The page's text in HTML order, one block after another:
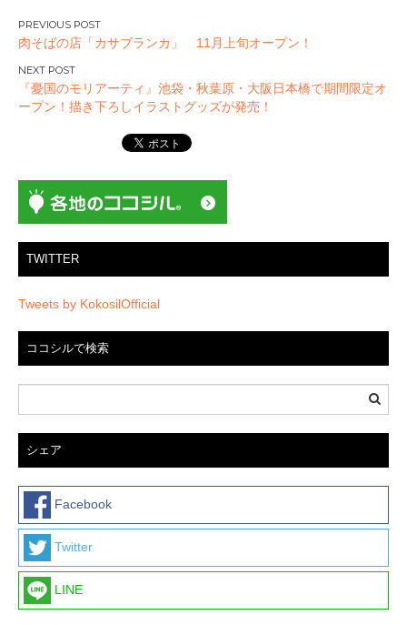
投
稿
ナ
ビ
ゲ
ョ
ン
肉そばの店「カサブランカ」 11月上旬オープン！
『憂国のモリアーティ』池袋・秋葉原・大阪日本橋で期間限定オ
ープン！描き下ろしイラストグッズが発売！
TWITTER
Tweets by KokosilOfficial
ココシルで検索
シェア
Facebook
Twitter
LINE